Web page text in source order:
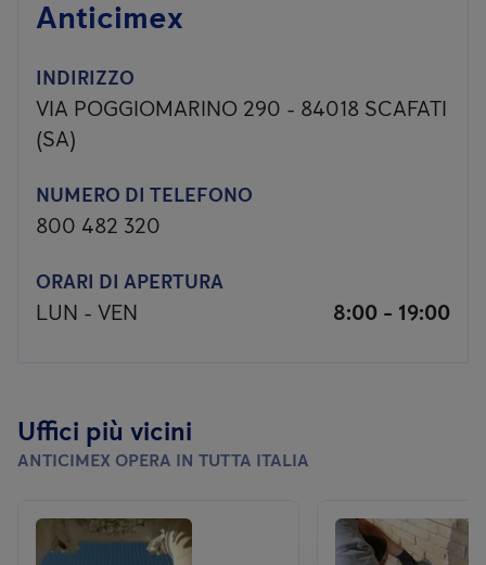
Anticimex
INDIRIZZO
VIA POGGIOMARINO 290 - 84018 SCAFATI
(SA)
NUMERO DI TELEFONO
800 482 320
ORARI DI APERTURA
LUN - VEN 8:00 - 19:00
Uffici più vicini
ANTICIMEX OPERA IN TUTTA ITALIA